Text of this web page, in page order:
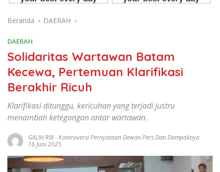
Beranda DAERAH
DAERAH
Solidaritas Wartawan Batam
Kecewa, Pertemuan Klarifikasi
Berakhir Ricuh
Klarifikasi ditunggu, kericuhan yang terjadi justru
menambah ketegangan antar wartawan.
GALIH RM-Kontroversi Pernyataan Dewan Pers Dan Dampaknya
16 Juni 2025